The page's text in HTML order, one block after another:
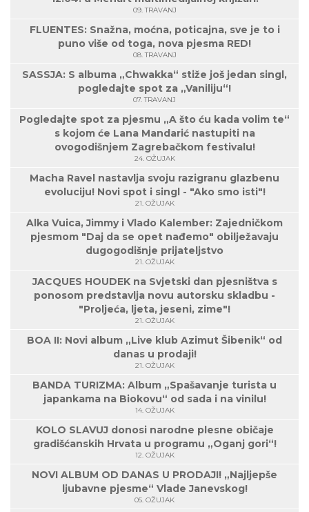
09. TRAVANJ
FLUENTES: Snažna, moćna, poticajna, sve je to i
puno više od toga, nova pjesma RED!
08. TRAVANJ
SASSJA: S albuma „Chwakka“ stiže još jedan singl,
pogledajte spot za „Vaniliju“!
07. TRAVANJ
Pogledajte spot za pjesmu „A što ću kada volim te“
s kojom će Lana Mandarić nastupiti na
ovogodišnjem Zagrebačkom festivalu!
24. OŽUJAK
Macha Ravel nastavlja svoju razigranu glazbenu
evoluciju! Novi spot i singl - "Ako smo isti"!
21. OŽUJAK
Alka Vuica, Jimmy i Vlado Kalember: Zajedničkom
pjesmom "Daj da se opet nađemo" obilježavaju
dugogodišnje prijateljstvo
21. OŽUJAK
JACQUES HOUDEK na Svjetski dan pjesništva s
ponosom predstavlja novu autorsku skladbu -
"Proljeća, ljeta, jeseni, zime"!
21. OŽUJAK
BOA II: Novi album „Live klub Azimut Šibenik“ od
danas u prodaji!
21. OŽUJAK
BANDA TURIZMA: Album „Spašavanje turista u
japankama na Biokovu“ od sada i na vinilu!
14. OŽUJAK
KOLO SLAVUJ donosi narodne plesne običaje
gradišćanskih Hrvata u programu „Oganj gori“!
12. OŽUJAK
NOVI ALBUM OD DANAS U PRODAJI! „Najljepše
ljubavne pjesme“ Vlade Janevskog!
05. OŽUJAK